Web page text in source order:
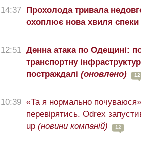
14:37 Прохолода тривала
охоплює нова хвиля спеки
12:51 Денна атака по Одещині:
транспортну
постраждалі (оновлено) 12
10:39 «Та я нормально
перевірятись. Odrex
up (новини компаній) 12